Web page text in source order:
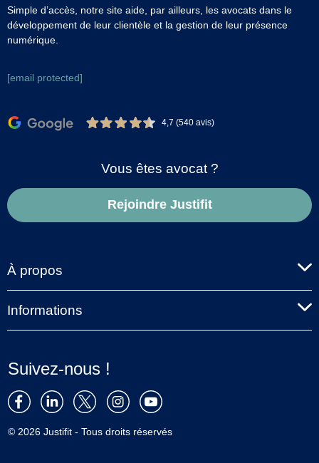
Simple d’accès, notre site aide, par ailleurs, les avocats dans le
développement de leur clientèle et la gestion de leur présence
numérique.
[email protected]
4,7 (540 avis)
Vous êtes avocat ?
Rejoindre Justifit
À propos
Informations
Suivez-nous !
© 2026 Justifit - Tous droits réservés